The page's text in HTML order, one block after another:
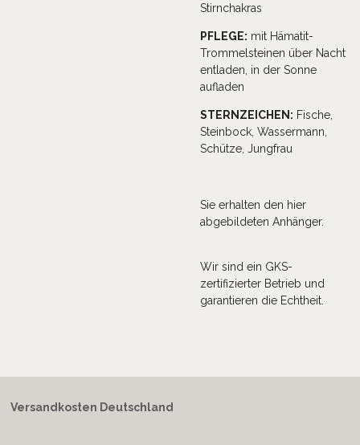
Stirnchakras
PFLEGE: mit Hämatit-
Trommelsteinen über Nacht
entladen, in der Sonne
aufladen
STERNZEICHEN: Fische,
Steinbock, Wassermann,
Schütze, Jungfrau
Sie erhalten den hier
abgebildeten Anhänger.
Wir sind ein GKS-
zertifizierter Betrieb und
garantieren die Echtheit.
Versandkosten Deutschland